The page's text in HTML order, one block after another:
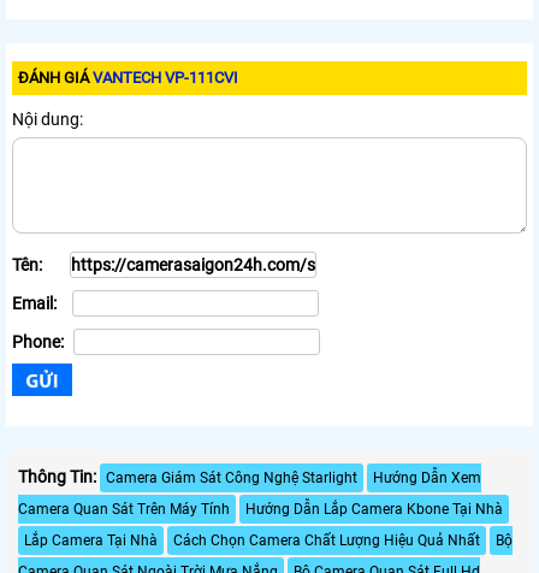
ĐÁNH GIÁVANTECH VP-111CVI
Nội dung:
Tên:
Email:
Phone:
Thông Tin: Camera Giám Sát Công Nghệ Starlight
Hướng Dẫn Xem
Camera Quan Sát Trên Máy Tính
Hướng Dẫn Lắp Camera Kbone Tại Nhà
Lắp Camera Tại Nhà
Cách Chọn Camera Chất Lượng Hiệu Quả Nhất
Bộ